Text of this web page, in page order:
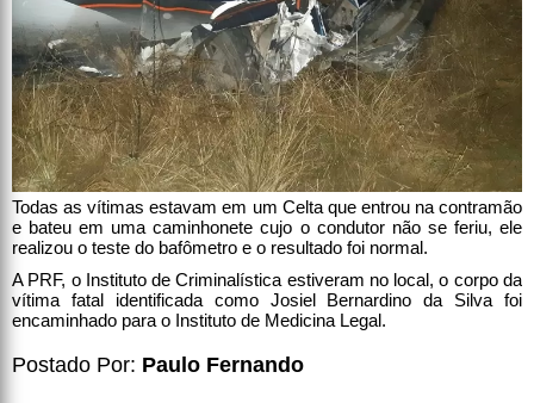
Todas as vítimas estavam em um Celta que entrou na contramão
e bateu em uma caminhonete cujo o condutor não se feriu, ele
realizou o teste do bafômetro e o resultado foi normal.
A PRF, o Instituto de Criminalística estiveram no local, o corpo da
vítima fatal identificada como Josiel Bernardino da Silva foi
encaminhado para o Instituto de Medicina Legal.
Postado Por: Paulo Fernando